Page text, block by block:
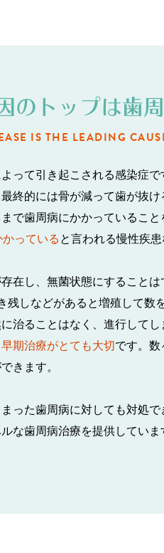
マタニティ歯科
の トップは歯
IS THE LEADING
って引き起こされる感染症
終的には骨が減って歯が抜
で歯周病にかかっていること
っている と言われる慢性疾患
在し、無菌状態にすること
残しなどがあると増殖して数
治ることはなく、進行して
期治療がとても大切です。数
きます。
った歯周病に対しても対処
な歯周病治療を提供してい